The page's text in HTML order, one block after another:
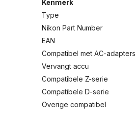
Kenmerk
Type
Nikon Part Number
EAN
Compatibel met AC-adapters
Vervangt accu
Compatibele Z-serie
Compatibele D-serie
Overige compatibel